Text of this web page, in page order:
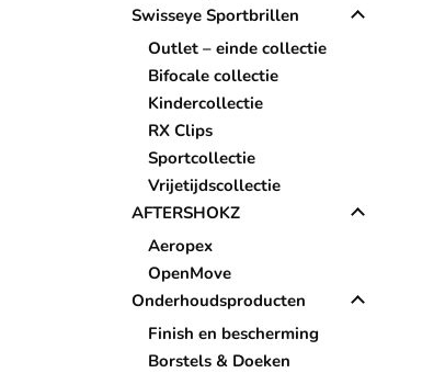
Swisseye Sportbrillen
Outlet – einde collectie
Bifocale collectie
Kindercollectie
RX Clips
Sportcollectie
Vrijetijdscollectie
AFTERSHOKZ
Aeropex
OpenMove
Onderhoudsproducten
Finish en bescherming
Borstels & Doeken